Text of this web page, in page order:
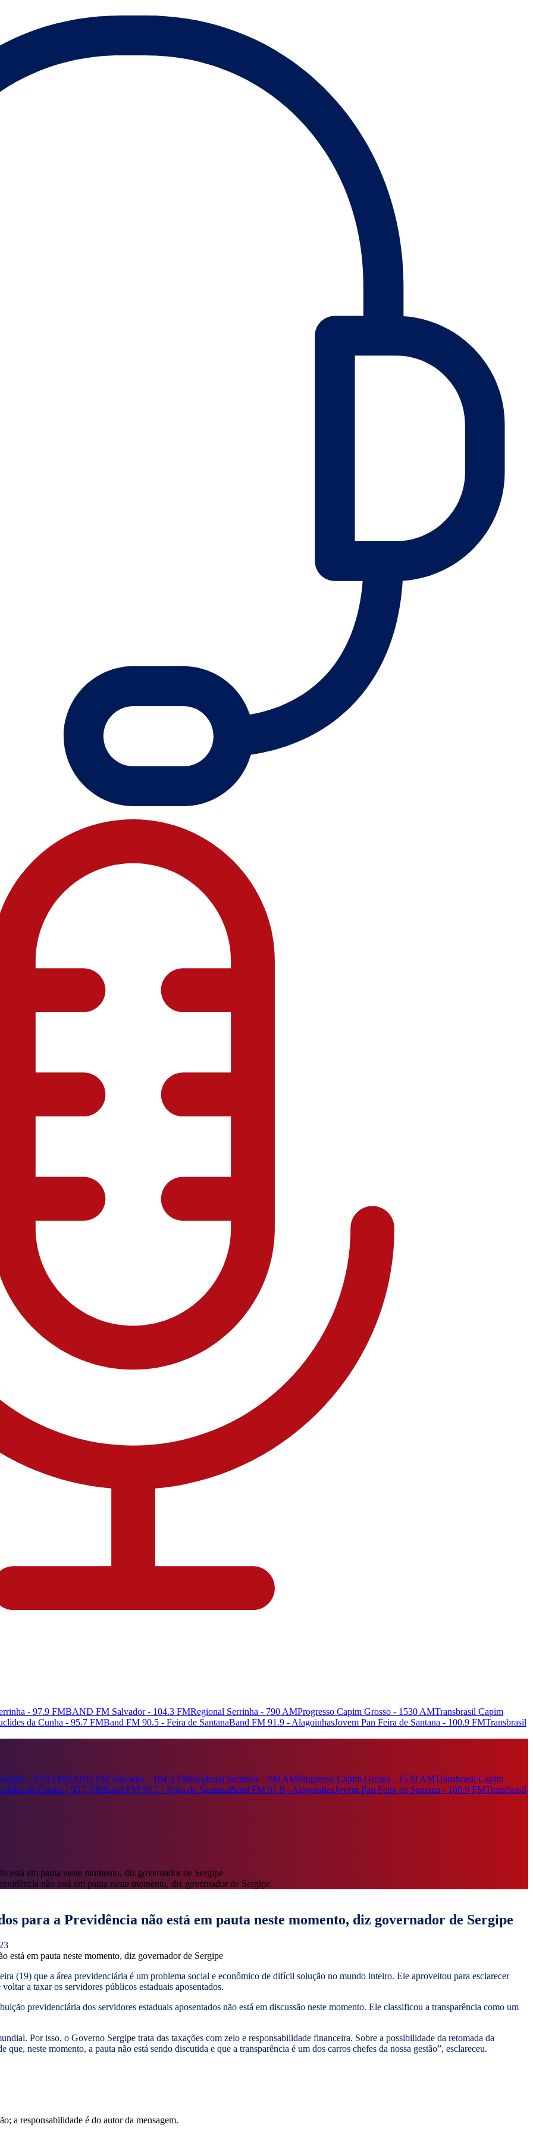
- 97.9 FMBAND FM Salvador - 104.3 FMRegional Serrinha - 790 AMProgresso Capim Grosso - 1530 AMTransbrasil Capim
da Cunha - 95.7 FMBand FM 90.5 - Feira de SantanaBand FM 91.9 - AlagoinhasJovem Pan Feira de Santana - 100.9 FMTransbrasil
- 97.9 FMBAND FM Salvador - 104.3 FMRegional Serrinha - 790 AMProgresso Capim Grosso - 1530 AMTransbrasil Capim
da Cunha - 95.7 FMBand FM 90.5 - Feira de SantanaBand FM 91.9 - AlagoinhasJovem Pan Feira de Santana - 100.9 FMTransbrasil
não está em pauta neste momento, diz governador de Sergipe
para a Previdência não está em pauta neste momento, diz governador de Sergipe
(19) que a área previdenciária é um problema social e econômico de difícil solução no mundo inteiro. Ele aproveitou para esclarecer
a taxar os servidores públicos estaduais aposentados.
previdenciária dos servidores estaduais aposentados não está em discussão neste momento. Ele classificou a transparência como um
Por isso, o Governo Sergipe trata das taxações com zelo e responsabilidade financeira. Sobre a possibilidade da retomada da
neste momento, a pauta não está sendo discutida e que a transparência é um dos carros chefes da nossa gestão”, esclareceu.
a responsabilidade é do autor da mensagem.